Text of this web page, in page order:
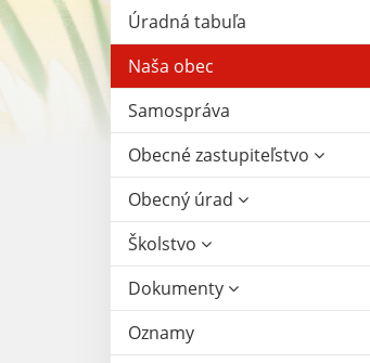
Úradná tabuľa
Naša obec
Samospráva
Obecné zastupiteľstvo
Obecný úrad
Školstvo
Dokumenty
Oznamy